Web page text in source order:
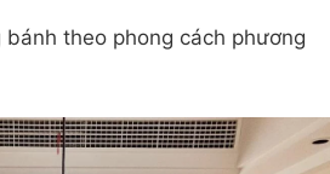
theo phong cách phương